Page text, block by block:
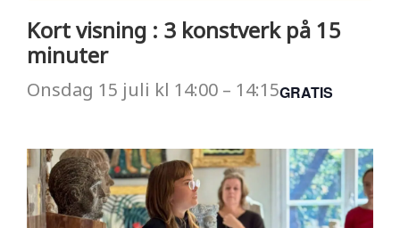
Kort visning : 3 konstverk på 15
minuter
Onsdag 15 juli kl 14:00 – 14:15GRATIS